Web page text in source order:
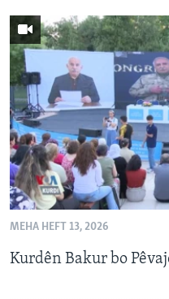
MEHA HEFT 13, 2026
Kurdên Bakur bo